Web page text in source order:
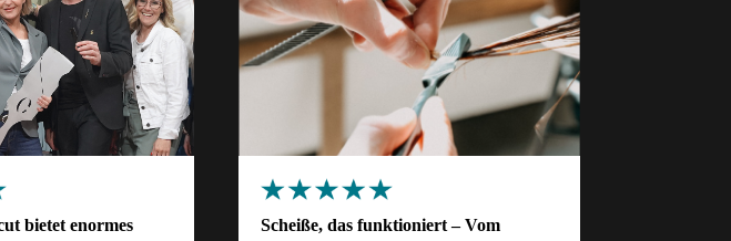
bietet enormes
Scheiße, das funktioniert – Vom